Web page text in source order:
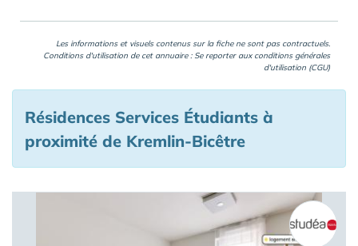
Les informations et visuels contenus sur la fiche ne sont pas contractuels.
Conditions d'utilisation de cet annuaire : Se reporter aux conditions générales
d'utilisation (CGU)
Résidences Services Étudiants à
proximité de Kremlin-Bicêtre